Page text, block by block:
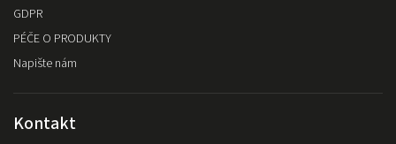
GDPR
PÉČE O PRODUKTY
Napište nám
Kontakt